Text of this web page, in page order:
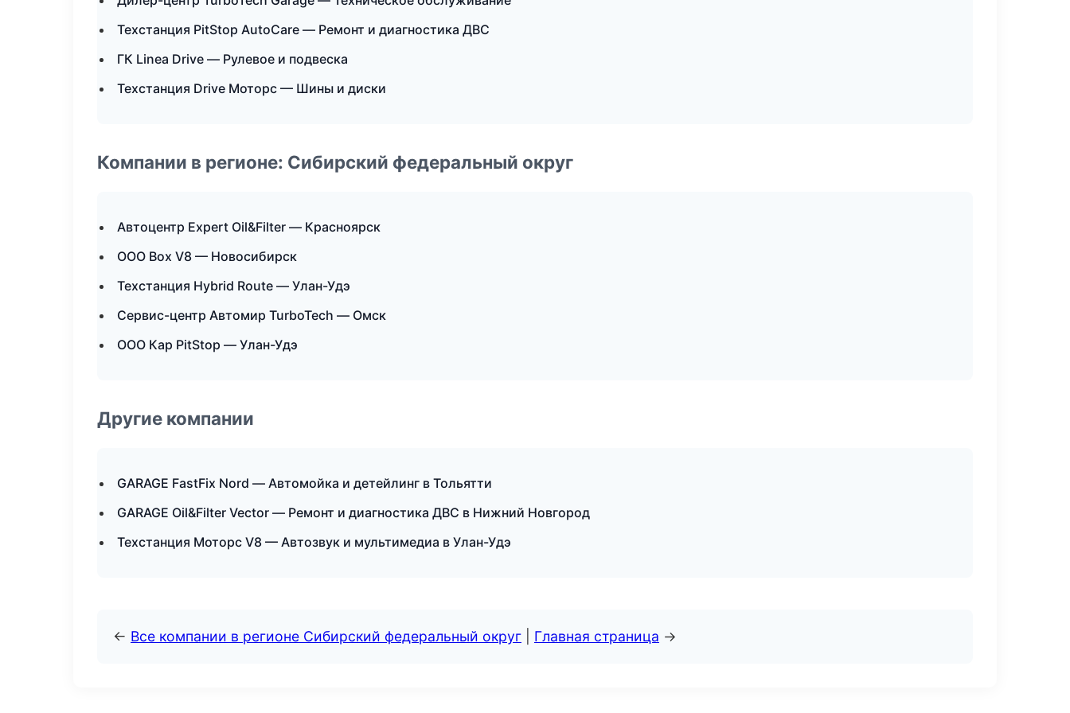
Техстанция PitStop AutoCare — Ремонт и диагностика ДВС
ГК Linea Drive — Рулевое и подвеска
Техстанция Drive Моторс — Шины и диски
Компании в регионе: Сибирский федеральный округ
Автоцентр Expert Oil&Filter — Красноярск
ООО Box V8 — Новосибирск
Техстанция Hybrid Route — Улан-Удэ
Сервис-центр Автомир TurboTech — Омск
ООО Кар PitStop — Улан-Удэ
Другие компании
GARAGE FastFix Nord — Автомойка и детейлинг в Тольятти
GARAGE Oil&Filter Vector — Ремонт и диагностика ДВС в Нижний Новгород
Техстанция Моторс V8 — Автозвук и мультимедиа в Улан-Удэ
← Все компании в регионе Сибирский федеральный округ Главная страница →